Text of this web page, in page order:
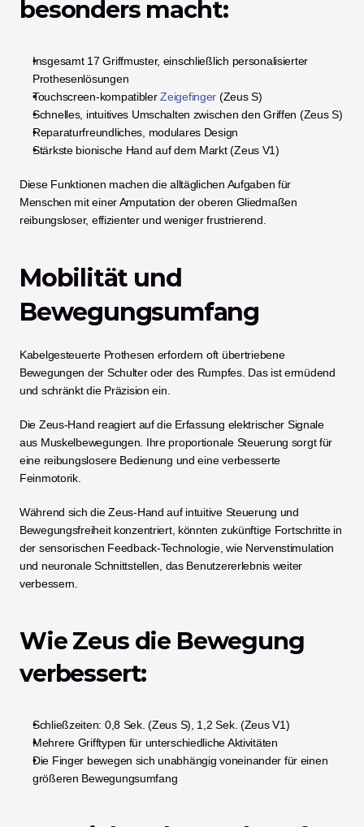
besonders macht:
Insgesamt 17 Griffmuster, einschließlich personalisierter
Prothesenlösungen
Touchscreen-kompatibler Zeigefinger (Zeus S)
Schnelles, intuitives Umschalten zwischen den Griffen (Zeus S)
Reparaturfreundliches, modulares Design
Stärkste bionische Hand auf dem Markt (Zeus V1)
Diese Funktionen machen die alltäglichen Aufgaben für
Menschen mit einer Amputation der oberen Gliedmaßen
reibungsloser, effizienter und weniger frustrierend.
Mobilität und
Bewegungsumfang
Kabelgesteuerte Prothesen erfordern oft übertriebene
Bewegungen der Schulter oder des Rumpfes. Das ist ermüdend
und schränkt die Präzision ein.
Die Zeus-Hand reagiert auf die Erfassung elektrischer Signale
aus Muskelbewegungen. Ihre proportionale Steuerung sorgt für
eine reibungslosere Bedienung und eine verbesserte
Feinmotorik.
Während sich die Zeus-Hand auf intuitive Steuerung und
Bewegungsfreiheit konzentriert, könnten zukünftige Fortschritte in
der sensorischen Feedback-Technologie, wie Nervenstimulation
und neuronale Schnittstellen, das Benutzererlebnis weiter
verbessern.
Wie Zeus die Bewegung
verbessert:
Schließzeiten: 0,8 Sek. (Zeus S), 1,2 Sek. (Zeus V1)
Mehrere Grifftypen für unterschiedliche Aktivitäten
Die Finger bewegen sich unabhängig voneinander für einen
größeren Bewegungsumfang